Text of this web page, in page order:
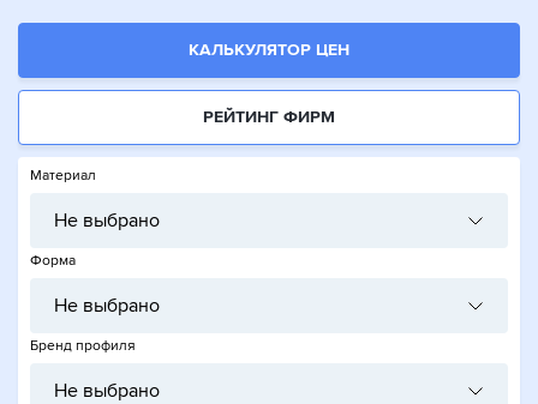
КАЛЬКУЛЯТОР ЦЕН
РЕЙТИНГ ФИРМ
Материал
Не выбрано
Форма
Не выбрано
Бренд профиля
Не выбрано